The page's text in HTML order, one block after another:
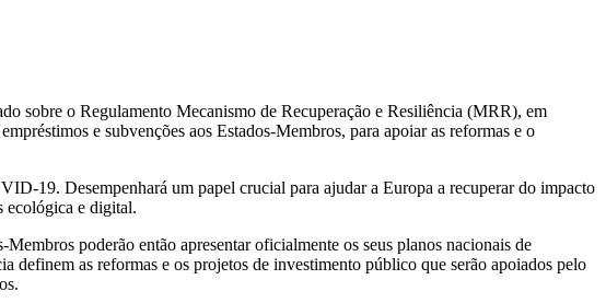
sobre o Regulamento Mecanismo de Recuperação e Resiliência (MRR), em
e subvenções aos Estados-Membros, para apoiar as reformas e o
19. Desempenhará um papel crucial para ajudar a Europa a recuperar do impacto
ecológica e digital.
poderão então apresentar oficialmente os seus planos nacionais de
definem as reformas e os projetos de investimento público que serão apoiados pelo